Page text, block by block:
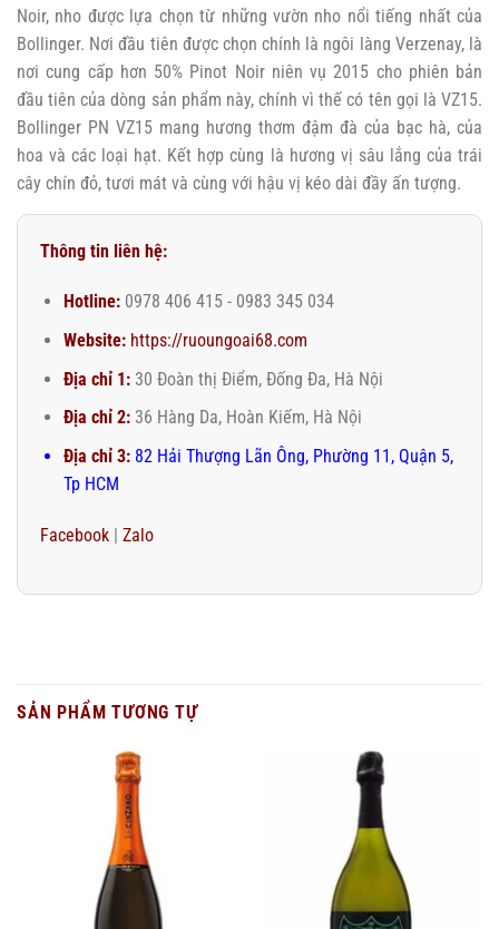
Noir, nho được lựa chọn từ những vườn nho nổi tiếng nhất của
Bollinger. Nơi đầu tiên được chọn chính là ngôi làng Verzenay, là
nơi cung cấp hơn 50% Pinot Noir niên vụ 2015 cho phiên bản
đầu tiên của dòng sản phẩm này, chính vì thế có tên gọi là VZ15.
Bollinger PN VZ15 mang hương thơm đậm đà của bạc hà, của
hoa và các loại hạt. Kết hợp cùng là hương vị sâu lắng của trái
cây chín đỏ, tươi mát và cùng với hậu vị kéo dài đầy ấn tượng.
Thông tin liên hệ:
Hotline:0978 406 415 - 0983 345 034
Website: https://ruoungoai68.com
Địa chỉ 1:30 Đoàn thị Điểm, Đống Đa, Hà Nội
Địa chỉ 2:36 Hàng Da, Hoàn Kiếm, Hà Nội
Địa chỉ 3:82 Hải Thượng Lãn Ông, Phường 11, Quận 5,
Tp HCM
Facebook | Zalo
SẢN PHẨM TƯƠNG TỰ